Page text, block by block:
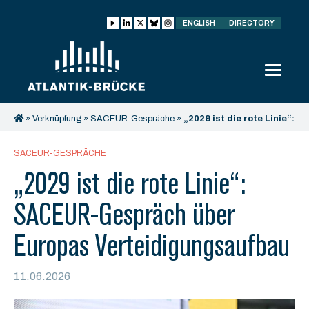
ENGLISH DIRECTORY
» Verknüpfung » SACEUR-Gespräche » „2029 ist die rote Linie“:
SACEUR-GESPRÄCHE
„2029 ist die rote Linie“:
SACEUR-Gespräch über
Europas Verteidigungsaufbau
11.06.2026